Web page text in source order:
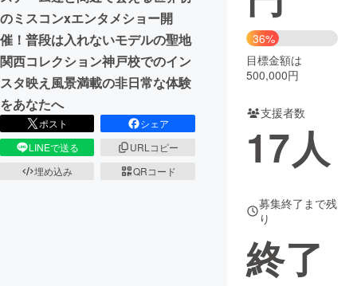
CAMPFIRE for Social Good
CAMPFIRE Creation
CAMPFIREふるさと納税 machi-ya コミュニティ
のミスコンxエンタメショー開
催！普段は入れないモデルの聖地
関西コレクション神戸校でのイン
スタ映え風景満載の非日常な体験
をあなたへ
ポスト
シェア
LINEで送る
URLコピー
埋め込み
QRコード
36%
目標金額は
500,000円
支援者数
17人
募集終了まで残
り
終了